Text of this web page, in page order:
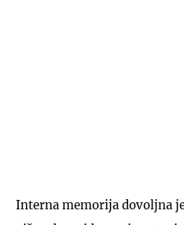
Interna memorija dovoljna